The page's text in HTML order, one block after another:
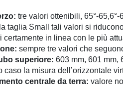
tre valori ottenibili, 65°-
taglia Small tali valori si riducono
certamente in linea con le più
sempre tre valori che
superiore: 603 mm, 601 mm,
caso la misura dell’orizzontale
centrale da terra: valore